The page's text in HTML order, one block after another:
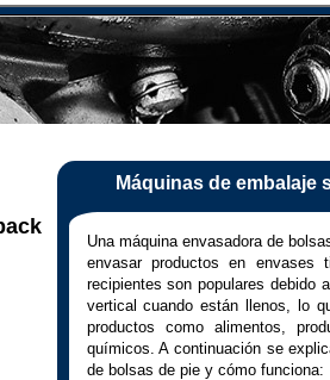
Máquinas de embalaje
Una máquina envasadora de
envasar productos en envases
recipientes son populares debido
vertical cuando están llenos, lo
productos como alimentos,
químicos. A continuación se
de bolsas de pie y cómo funciona: